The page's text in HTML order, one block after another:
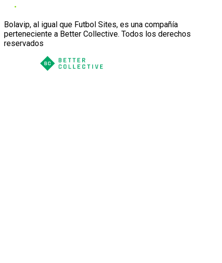
Bolavip, al igual que Futbol Sites, es una compañía
perteneciente a Better Collective. Todos los derechos
reservados